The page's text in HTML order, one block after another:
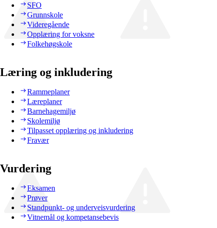
SFO
Grunnskole
Videregående
Opplæring for voksne
Folkehøgskole
Læring og inkludering
Rammeplaner
Læreplaner
Barnehagemiljø
Skolemiljø
Tilpasset opplæring og inkludering
Fravær
Vurdering
Eksamen
Prøver
Standpunkt- og underveisvurdering
Vitnemål og kompetansebevis